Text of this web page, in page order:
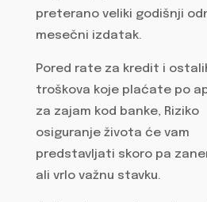
preterano veliki godišnji
mesečni izdatak.
Pored rate za kredit i
troškova koje plaćate po
za zajam kod banke, Riziko
osiguranje života će vam
predstavljati skoro pa
ali vrlo važnu stavku.